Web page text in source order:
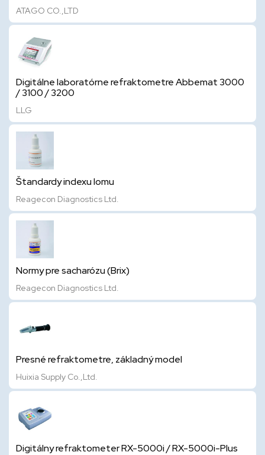
ATAGO CO.,LTD
Digitálne laboratórne refraktometre Abbemat 3000
/ 3100 / 3200
LLG
Štandardy indexu lomu
Reagecon Diagnostics Ltd.
Normy pre sacharózu (Brix)
Reagecon Diagnostics Ltd.
Presné refraktometre, základný model
Huixia Supply Co.,Ltd.
Digitálny refraktometer RX-5000i / RX-5000i-Plus